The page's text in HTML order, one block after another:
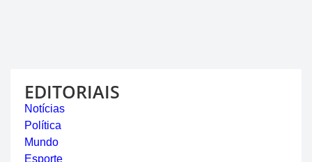
EDITORIAIS
Notícias
Política
Mundo
Esporte